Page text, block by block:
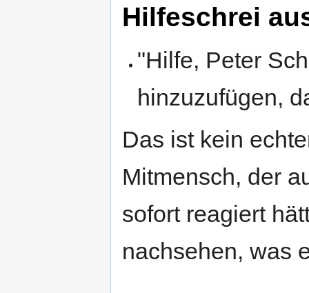
Hilfeschrei
"Hilfe, Peter
hinzuzufügen,
Das ist kein
Mitmensch, der
sofort reagiert
nachsehen, was